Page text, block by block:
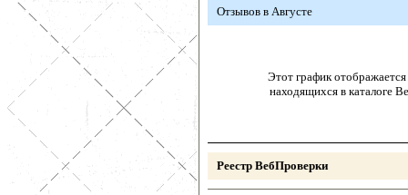
Отзывов в Августе
Этот график отображается
находящихся в каталоге
Реестр ВебПроверки